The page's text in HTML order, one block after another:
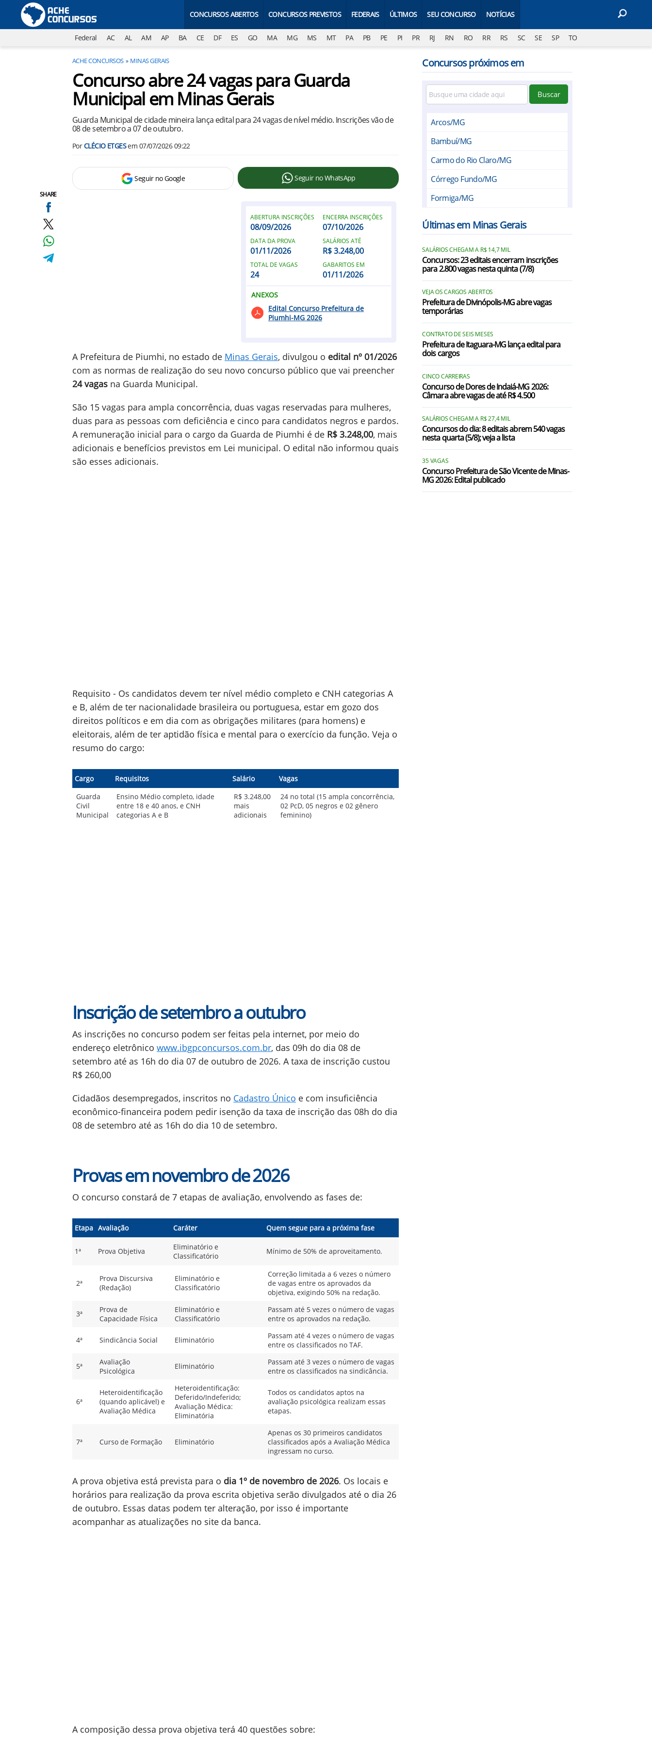
CONCURSOS ABERTOS CONCURSOS PREVISTOS FEDERAIS ÚLTIMOS SEU CONCURSO NOTÍCIAS
Federal AC AL AM AP BA CE DF ES GO MA MG MS MT PA PB PE PI PR RJ RN RO RR RS SC SE SP TO
ACHE CONCURSOS MINAS GERAIS
SHARE
Concurso abre 24 vagas para Guarda
Municipal em Minas Gerais
Guarda Municipal de cidade mineira lança edital para 24 vagas de nível médio. Inscrições vão de
08 de setembro a 07 de outubro.
PorCLÉCIO ETGESem 07/07/2026 09:22
Seguir no Google Seguir no WhatsApp
A Prefeitura de Piumhi, no estado de Minas Gerais, divulgou o edital nº 01/2026
com as normas de realização do seu novo concurso público que vai preencher
24 vagas na Guarda Municipal.
ABERTURA INSCRIÇÕES
08/09/2026
ENCERRA INSCRIÇÕES
07/10/2026
DATA DA PROVA
01/11/2026
SALÁRIOS ATÉ
R$ 3.248,00
TOTAL DE VAGAS
24
GABARITOS EM
01/11/2026
ANEXOS
Edital Concurso Prefeitura de
Piumhi-MG 2026
São 15 vagas para ampla concorrência, duas vagas reservadas para mulheres,
duas para as pessoas com deficiência e cinco para candidatos negros e pardos.
A remuneração inicial para o cargo da Guarda de Piumhi é de R$ 3.248,00, mais
adicionais e benefícios previstos em Lei municipal. O edital não informou quais
são esses adicionais.
Requisito - Os candidatos devem ter nível médio completo e CNH categorias A
e B, além de ter nacionalidade brasileira ou portuguesa, estar em gozo dos
direitos políticos e em dia com as obrigações militares (para homens) e
eleitorais, além de ter aptidão física e mental para o exercício da função. Veja o
resumo do cargo:
Cargo Requisitos Salário
Vagas
Guarda
Civil
Municipal
Ensino Médio completo, idade
entre 18 e 40 anos, e CNH
categorias A e B
R$ 3.248,00
mais
adicionais
24 no total (15 ampla concorrência,
02 PcD, 05 negros e 02 gênero
feminino)
Inscrição de setembro a outubro
As inscrições no concurso podem ser feitas pela internet, por meio do
endereço eletrônico www.ibgpconcursos.com.br, das 09h do dia 08 de
setembro até as 16h do dia 07 de outubro de 2026. A taxa de inscrição custou
R$ 260,00
Cidadãos desempregados, inscritos no Cadastro Único e com insuficiência
econômico-financeira podem pedir isenção da taxa de inscrição das 08h do dia
08 de setembro até as 16h do dia 10 de setembro.
Provas em novembro de 2026
O concurso constará de 7 etapas de avaliação, envolvendo as fases de:
Etapa Avaliação Caráter Quem segue para a próxima fase
1ª Prova Objetiva
Eliminatório e
Classificatório
Mínimo de 50% de aproveitamento.
2ª
Prova Discursiva
(Redação)
Eliminatório e
Classificatório
Correção limitada a 6 vezes o número
de vagas entre os aprovados da
objetiva, exigindo 50% na redação.
3ª
Prova de
Capacidade Física
Eliminatório e
Classificatório
Passam até 5 vezes o número de vagas
entre os aprovados na redação.
4ª Sindicância Social Eliminatório
Passam até 4 vezes o número de vagas
entre os classificados no TAF.
5ª
Avaliação
Psicológica
Eliminatório
Passam até 3 vezes o número de vagas
entre os classificados na sindicância.
6ª
Heteroidentificação
(quando aplicável) e
Avaliação Médica
Heteroidentificação:
Deferido/Indeferido;
Avaliação Médica:
Eliminatória
Todos os candidatos aptos na
avaliação psicológica realizam essas
etapas.
7ª Curso de Formação Eliminatório
Apenas os 30 primeiros candidatos
classificados após a Avaliação Médica
ingressam no curso.
A prova objetiva está prevista para o dia 1º de novembro de 2026. Os locais e
horários para realização da prova escrita objetiva serão divulgados até o dia 26
de outubro. Essas datas podem ter alteração, por isso é importante
acompanhar as atualizações no site da banca.
A composição dessa prova objetiva terá 40 questões sobre:
Concursos próximos em
Buscar
Arcos/MG
Bambuí/MG
Carmo do Rio Claro/MG
Córrego Fundo/MG
Formiga/MG
Ilicínea/MG
Pains/MG
Pimenta/MG
Piumhi/MG
São José da Barra/MG
São Roque de Minas/MG
Vargem Bonita/MG
Últimas em Minas Gerais
SALÁRIOS CHEGAM A R$ 14,7 MIL
Concursos: 23 editais encerram inscrições
para 2.800 vagas nesta quinta (7/8)
VEJA OS CARGOS ABERTOS
Prefeitura de Divinópolis-MG abre vagas
temporárias
CONTRATO DE SEIS MESES
Prefeitura de Itaguara-MG lança edital para
dois cargos
CINCO CARREIRAS
Concurso de Dores de Indaiá-MG 2026:
Câmara abre vagas de até R$ 4.500
SALÁRIOS CHEGAM A R$ 27,4 MIL
Concursos do dia: 8 editais abrem 540 vagas
nesta quarta (5/8); veja a lista
35 VAGAS
Concurso Prefeitura de São Vicente de Minas-
MG 2026: Edital publicado